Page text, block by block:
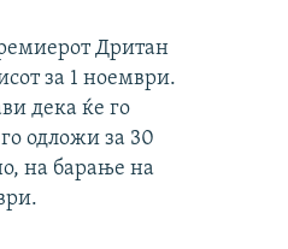
Дритан
за 1 ноември.
дека ќе го
одложи за 30
на барање на